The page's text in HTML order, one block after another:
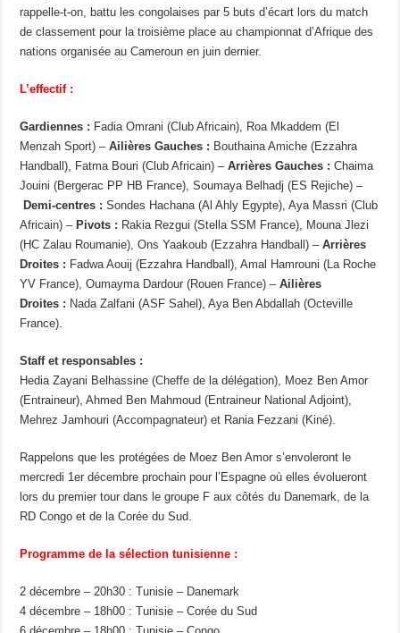
rappelle-t-on, battu les congolaises par 5 buts d’écart lors du match
de classement pour la troisième place au championnat d’Afrique des
nations organisée au Cameroun en juin dernier.
L’effectif :
Gardiennes : Fadia Omrani (Club Africain), Roa Mkaddem (El
Menzah Sport) –Ailières Gauches : Bouthaina Amiche (Ezzahra
Handball), Fatma Bouri (Club Africain) –Arrières Gauches : Chaima
Jouini (Bergerac PP HB France), Soumaya Belhadj (ES Rejiche) –
Demi-centres : Sondes Hachana (Al Ahly Egypte), Aya Massri (Club
Africain) – Pivots : Rakia Rezgui (Stella SSM France), Mouna Jlezi
(HC Zalau Roumanie), Ons Yaakoub (Ezzahra Handball) –Arrières
Droites : Fadwa Aouij (Ezzahra Handball), Amal Hamrouni (La Roche
YV France), Oumayma Dardour (Rouen France) –Ailières
Droites : Nada Zalfani (ASF Sahel), Aya Ben Abdallah (Octeville
France).
Staff et responsables :
Hedia Zayani Belhassine (Cheffe de la délégation), Moez Ben Amor
(Entraineur), Ahmed Ben Mahmoud (Entraineur National Adjoint),
Mehrez Jamhouri (Accompagnateur) et Rania Fezzani (Kiné).
Rappelons que les protégées de Moez Ben Amor s’envoleront le
mercredi 1er décembre prochain pour l’Espagne où elles évolueront
lors du premier tour dans le groupe F aux côtés du Danemark, de la
RD Congo et de la Corée du Sud.
Programme de la sélection tunisienne :
2 décembre – 20h30 : Tunisie – Danemark
4 décembre – 18h00 : Tunisie – Corée du Sud